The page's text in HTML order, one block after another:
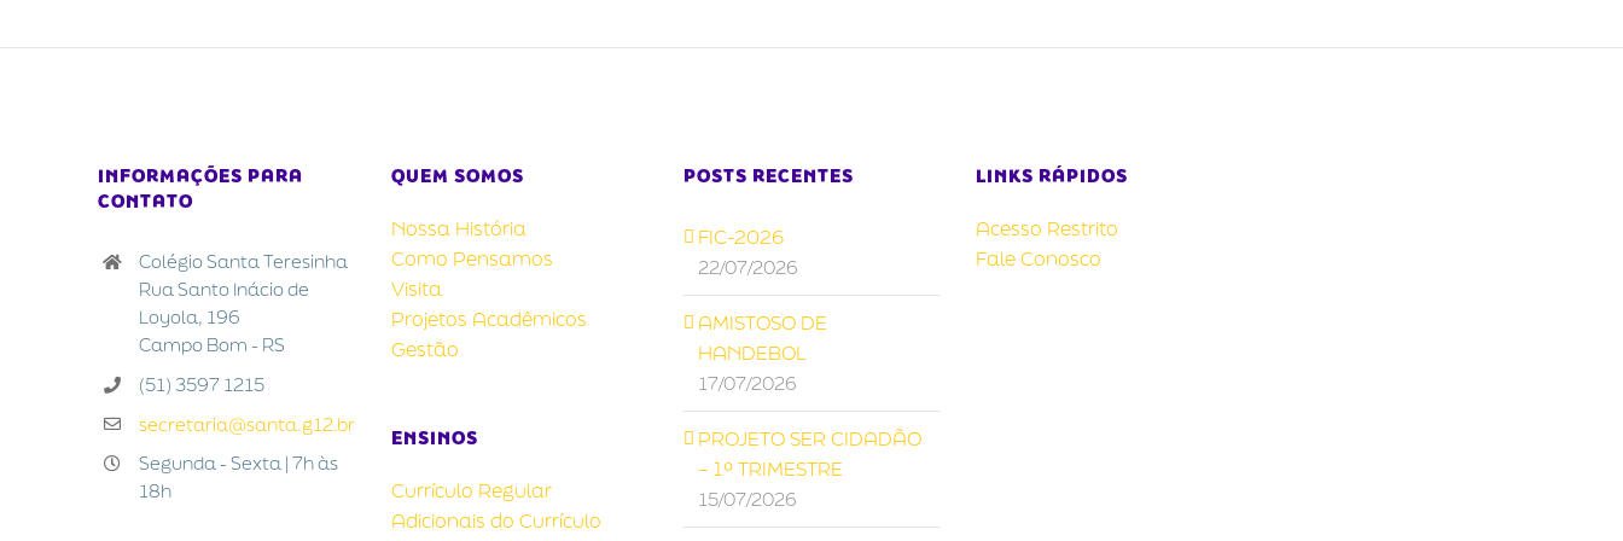
INFORMAÇÕES PARA
CONTATO
Colégio Santa Teresinha
Rua Santo Inácio de
Loyola, 196
Campo Bom - RS
(51) 3597 1215
secretaria@santa.g12.br
Segunda - Sexta | 7h às
18h
QUEM SOMOS
Nossa História
Como Pensamos
Visita
Projetos Acadêmicos
Gestão
ENSINOS
Currículo Regular
Adicionais do Currículo
POSTS RECENTES
FIC-2026
22/07/2026
AMISTOSO DE
HANDEBOL
17/07/2026
PROJETO SER CIDADÃO
– 1º TRIMESTRE
15/07/2026
LINKS RÁPIDOS
Acesso Restrito
Fale Conosco